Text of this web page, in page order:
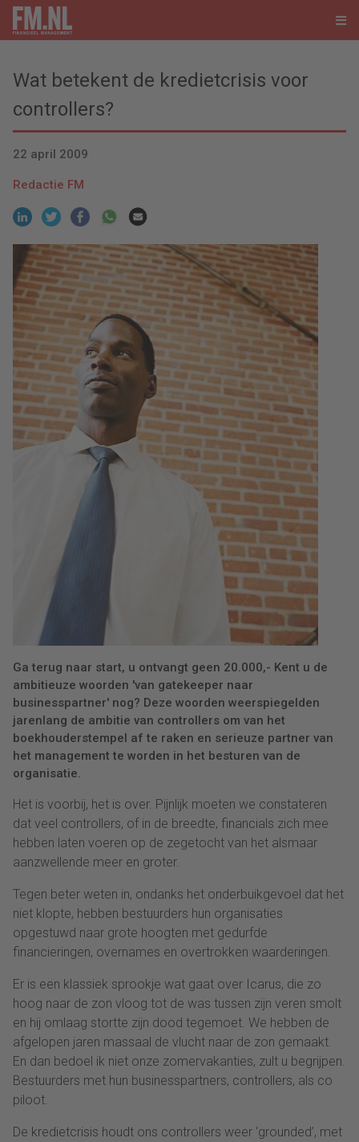
Wat betekent de kredietcrisis voor
controllers?
22 april 2009
Redactie FM
Ga terug naar start, u ontvangt geen 20.000,- Kent u de
ambitieuze woorden 'van gatekeeper naar
businesspartner' nog? Deze woorden weerspiegelden
jarenlang de ambitie van controllers om van het
boekhouderstempel af te raken en serieuze partner van
het management te worden in het besturen van de
organisatie.
Het is voorbij, het is over. Pijnlijk moeten we constateren
dat veel controllers, of in de breedte, financials zich mee
hebben laten voeren op de zegetocht van het alsmaar
aanzwellende meer en groter.
Tegen beter weten in, ondanks het onderbuikgevoel dat het
niet klopte, hebben bestuurders hun organisaties
opgestuwd naar grote hoogten met gedurfde
financieringen, overnames en overtrokken waarderingen.
Er is een klassiek sprookje wat gaat over Icarus, die zo
hoog naar de zon vloog tot de was tussen zijn veren smolt
en hij omlaag stortte zijn dood tegemoet. We hebben de
afgelopen jaren massaal de vlucht naar de zon gemaakt.
En dan bedoel ik niet onze zomervakanties, zult u begrijpen.
Bestuurders met hun businesspartners, controllers, als co
piloot.
De kredietcrisis houdt ons controllers weer ‘grounded’, met